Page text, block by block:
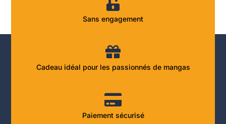
Sans engagement
Cadeau idéal pour les passionnés de mangas
Paiement sécurisé